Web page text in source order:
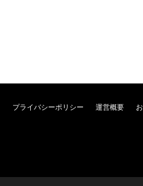
プライバシーポリシー 運営概要